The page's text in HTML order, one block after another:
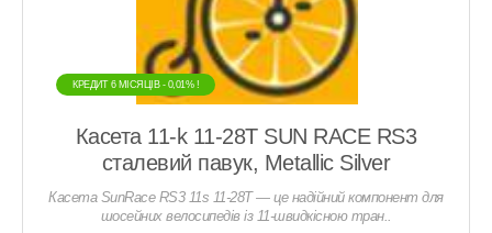
КРЕДИТ 6 МIСЯЦIВ - 0,01% !
Касета 11-k 11-28T SUN RACE RS3
сталевий павук, Metallic Silver
Касета SunRace RS3 11s 11-28T — це надійний компонент для
шосейних велосипедів із 11-швидкісною тран..